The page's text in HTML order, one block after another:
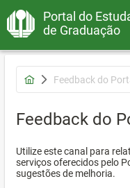
Portal do
de Graduação
Feedback do
Feedback do
Utilize este canal para
serviços oferecidos pelo
sugestões de melhoria.